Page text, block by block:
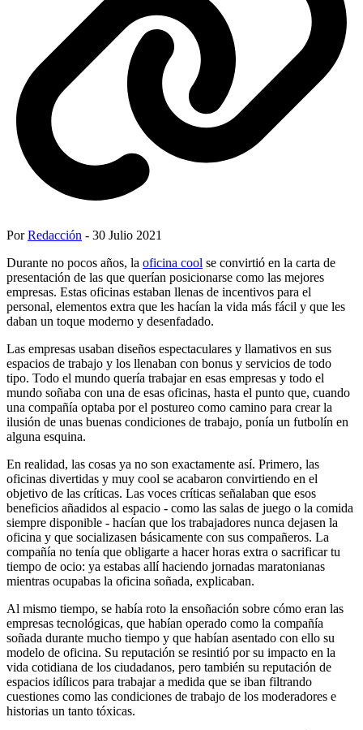
PorRedacción - 30 Julio 2021
Durante no pocos años, la oficina cool se convirtió en la carta de
presentación de las que querían posicionarse como las mejores
empresas. Estas oficinas estaban llenas de incentivos para el
personal, elementos extra que les hacían la vida más fácil y que les
daban un toque moderno y desenfadado.
Las empresas usaban diseños espectaculares y llamativos en sus
espacios de trabajo y los llenaban con bonus y servicios de todo
tipo. Todo el mundo quería trabajar en esas empresas y todo el
mundo soñaba con una de esas oficinas, hasta el punto que, cuando
una compañía optaba por el postureo como camino para crear la
ilusión de unas buenas condiciones de trabajo, ponía un futbolín en
alguna esquina.
En realidad, las cosas ya no son exactamente así. Primero, las
oficinas divertidas y muy cool se acabaron convirtiendo en el
objetivo de las críticas. Las voces críticas señalaban que esos
beneficios añadidos al espacio - como las salas de juego o la comida
siempre disponible - hacían que los trabajadores nunca dejasen la
oficina y que socializasen básicamente con sus compañeros. La
compañía no tenía que obligarte a hacer horas extra o sacrificar tu
tiempo de ocio: ya estabas allí haciendo jornadas maratonianas
mientras ocupabas la oficina soñada, explicaban.
Al mismo tiempo, se había roto la ensoñación sobre cómo eran las
empresas tecnológicas, que habían operado como la compañía
soñada durante mucho tiempo y que habían asentado con ello su
modelo de oficina. Su reputación se resintió por su impacto en la
vida cotidiana de los ciudadanos, pero también su reputación de
espacios idílicos para trabajar a medida que se iban filtrando
cuestiones como las condiciones de trabajo de los moderadores e
historias un tanto tóxicas.